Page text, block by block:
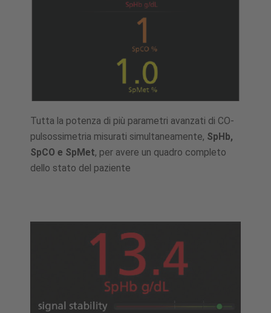
Tutta la potenza di più parametri avanzati di CO-
pulsossimetria misurati simultaneamente, SpHb,
SpCO e SpMet, per avere un quadro completo
dello stato del paziente